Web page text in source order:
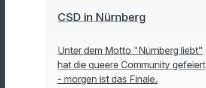
CSD in Nürnberg
Unter dem Motto "Nürnberg liebt"
hat die queere Community gefeiert
- morgen ist das Finale.